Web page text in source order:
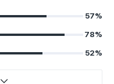
57%
78%
52%